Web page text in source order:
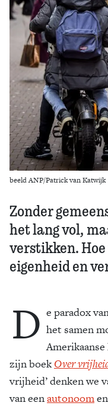
beeld ANP/Patrick van Katwijk
Zonder
het lang vol,
verstikken.
eigenheid en
D e paradox
het samen
zijn boek Over
vrijheid’ denken we
van eenautonoom